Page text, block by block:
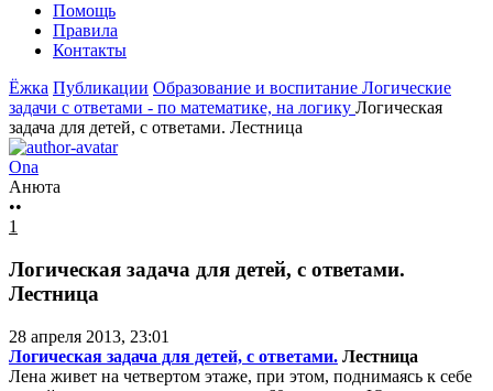
Помощь
Правила
Контакты
Ёжка Публикации Образование и воспитание Логические
задачи с ответами - по математике, на логику Логическая
задача для детей, с ответами. Лестница
Ona
Анюта
••
1
Логическая задача для детей, с ответами.
Лестница
28 апреля 2013, 23:01
Логическая задача для детей, с ответами. Лестница
Лена живет на четвертом этаже, при этом, поднимаясь к себе